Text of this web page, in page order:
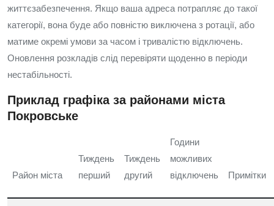
життєзабезпечення. Якщо ваша адреса потрапляє до такої
категорії, вона буде або повністю виключена з ротації, або
матиме окремі умови за часом і тривалістю відключень.
Оновлення розкладів слід перевіряти щоденно в періоди
нестабільності.
Приклад графіка за районами міста
Покровське
Район міста
Тиждень
перший
Тиждень
другий
Години
можливих
відключень
Примітки